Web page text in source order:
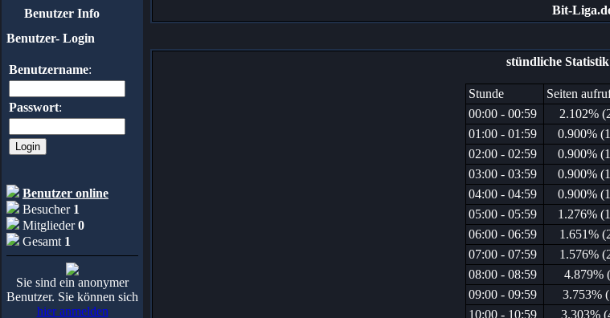
Benutzer Info
Benutzer- Login
Benutzername:
Passwort:
Benutzer online
Besucher 1
Mitglieder0
Gesamt 1
Sie sind ein anonymer
Benutzer. Sie können sich
hier anmelden
Bit-
stündliche
Stunde
Seiten
00:00 - 00:59
2.102%
01:00 - 01:59
0.900%
02:00 - 02:59
0.900%
03:00 - 03:59
0.900%
04:00 - 04:59
0.900%
05:00 - 05:59
1.276%
06:00 - 06:59
1.651%
07:00 - 07:59
1.576%
08:00 - 08:59
4.879%
09:00 - 09:59
3.753%
10:00 - 10:59
3.303%